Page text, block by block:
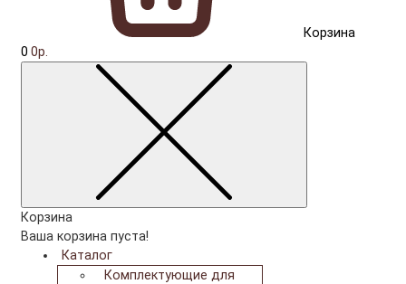
Корзина
0 0р.
Корзина
Ваша корзина пуста!
Каталог
Комплектующие для